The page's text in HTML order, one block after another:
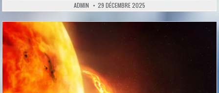
ADMIN 29 DÉCEMBRE 2025